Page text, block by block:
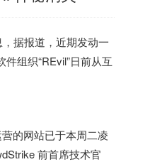
据报道，近期发动一
组织“REvil”日前从互
的网站已于本周二凌
前首席技术官